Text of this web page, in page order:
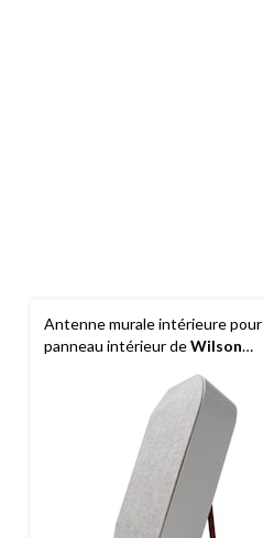
Antenne murale intérieure pour
panneau intérieur deWilson